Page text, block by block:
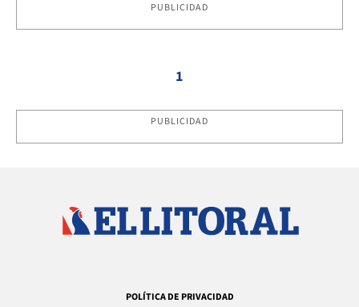
PUBLICIDAD
1
PUBLICIDAD
POLÍTICA DE PRIVACIDAD